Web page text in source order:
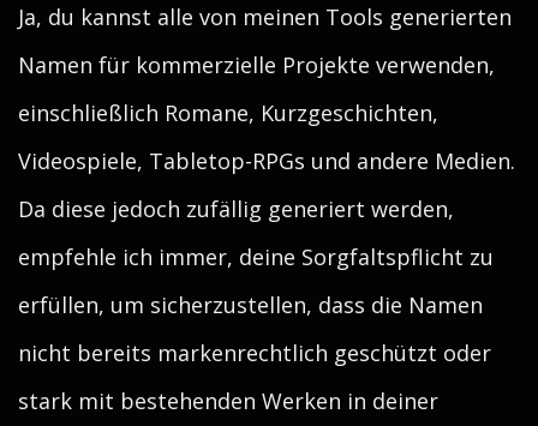
Ja, du kannst alle von meinen Tools generierten
Namen für kommerzielle Projekte verwenden,
einschließlich Romane, Kurzgeschichten,
Videospiele, Tabletop-RPGs und andere Medien.
Da diese jedoch zufällig generiert werden,
empfehle ich immer, deine Sorgfaltspflicht zu
erfüllen, um sicherzustellen, dass die Namen
nicht bereits markenrechtlich geschützt oder
stark mit bestehenden Werken in deiner